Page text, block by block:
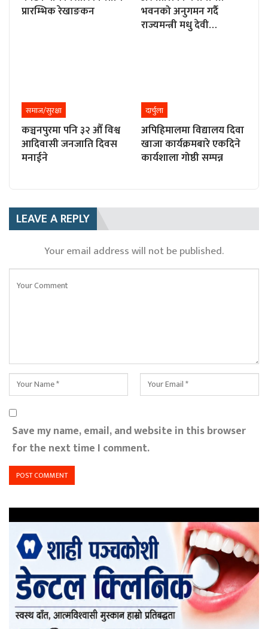
प्रारम्भिक रेखाङकन
भवनको अनुगमन गर्दै
राज्यमन्त्री मधु देवी…
समाज/सुरक्षा
कञ्चनपुरमा पनि ३२ औँ विश्व
आदिवासी जनजाति दिवस
मनाईने
दार्चुला
अपिहिमालमा विद्यालय दिवा
खाजा कार्यक्रमबारे एकदिने
कार्यशाला गोष्ठी सम्पन्न
LEAVE A REPLY
Your email address will not be published.
Save my name, email, and website in this browser
for the next time I comment.